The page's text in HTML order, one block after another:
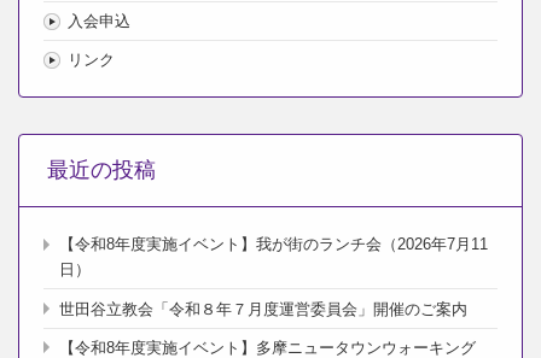
入会申込
リンク
最近の投稿
【令和8年度実施イベント】我が街のランチ会（2026年7月11
日）
世田谷立教会「令和８年７月度運営委員会」開催のご案内
【令和8年度実施イベント】多摩ニュータウンウォーキング